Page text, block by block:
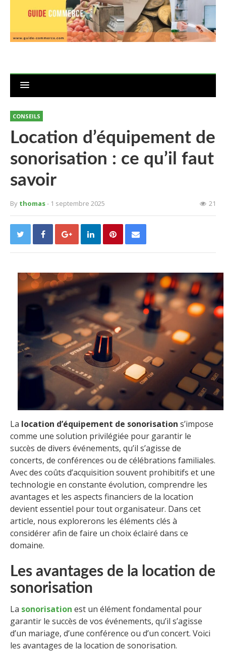
CONSEILS
Location d’équipement de
sonorisation : ce qu’il faut
savoir
By thomas- 1 septembre 2025 21
La location d’équipement de sonorisation s’impose
comme une solution privilégiée pour garantir le
succès de divers événements, qu’il s’agisse de
concerts, de conférences ou de célébrations familiales.
Avec des coûts d’acquisition souvent prohibitifs et une
technologie en constante évolution, comprendre les
avantages et les aspects financiers de la location
devient essentiel pour tout organisateur. Dans cet
article, nous explorerons les éléments clés à
considérer afin de faire un choix éclairé dans ce
domaine.
Les avantages de la location de
sonorisation
La sonorisation est un élément fondamental pour
garantir le succès de vos événements, qu’il s’agisse
d’un mariage, d’une conférence ou d’un concert. Voici
les avantages de la location de sonorisation.